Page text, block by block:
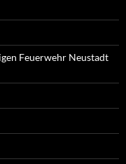
Feuerwehr Neustadt